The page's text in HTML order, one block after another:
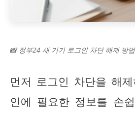
📸 정부24 새 기기 로그인 차단 해제 방
먼저 로그인 차단을 해
인에 필요한 정보를 손